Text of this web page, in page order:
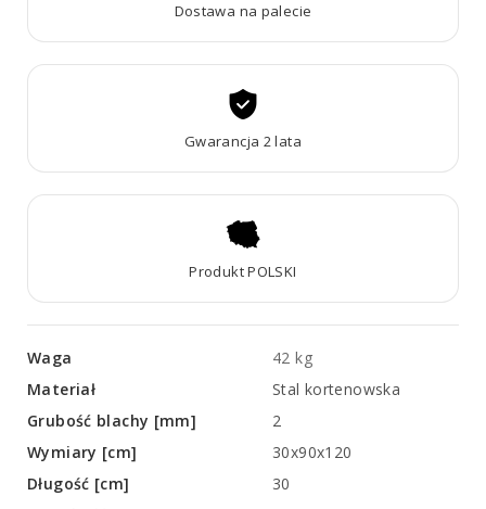
Dostawa na palecie
Gwarancja 2 lata
Produkt POLSKI
Waga
42 kg
Materiał
Stal kortenowska
Grubość blachy [mm]
2
Wymiary [cm]
30x90x120
Długość [cm]
30